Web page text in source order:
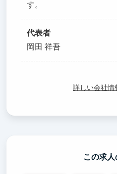
す。
代表者
岡田 祥吾
詳しい会社情
この求